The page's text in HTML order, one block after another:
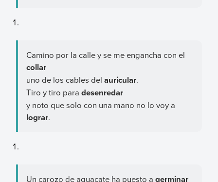
Camino por la calle y se me engancha con el
collar
uno de los cables del auricular.
Tiro y tiro para desenredar
y noto que solo con una mano no lo voy a
lograr.
Un carozo de aguacate ha puesto a germinar